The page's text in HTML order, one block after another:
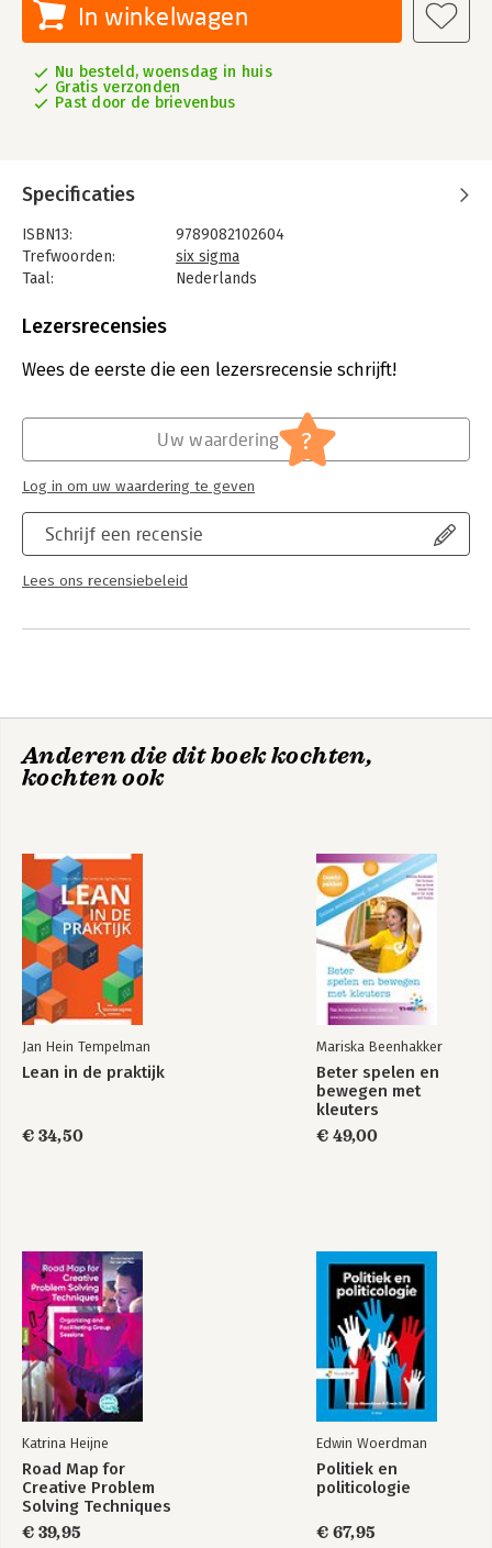
In winkelwagen
Nu besteld, woensdag in huis
Gratis verzonden
Past door de brievenbus
Specificaties
ISBN13:
9789082102604
Trefwoorden:
six sigma
Taal:
Nederlands
Uitgever:
Druk:
1
Organisatiekunde
Lezersrecensies
Wees de eerste die een lezersrecensie schrijft!
Schrijf een recensie
Lees ons recensiebeleid
Uw waardering ?
Log in om uw waardering te geven
Anderen die dit boek kochten,
kochten ook
Jan Hein Tempelman
Lean in de praktijk
€ 34,50
Mariska Beenhakker
Beter spelen en
bewegen met
kleuters
€ 49,00
Katrina Heijne
Road Map for
Creative Problem
Solving Techniques
€ 39,95
Edwin Woerdman
Politiek en
politicologie
€ 67,95